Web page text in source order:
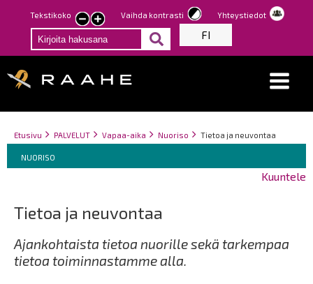
Hyppää
pääsisältöön
Tekstikoko
Pienennä
tekstin
kokoa
Suurenna
tekstin
kokoa
Vaihda kontrasti Yhteystiedot
FI
Breadcrumbs
You
here:
Etusivu PALVELUT Vapaa-aika Nuoriso Tietoa ja neuvontaa
Breadcrumbs
You
are
NUORISO
Kuuntele
Tietoa ja neuvontaa
Ajankohtaista tietoa nuorille sekä tarkempaa
tietoa toiminnastamme alla.